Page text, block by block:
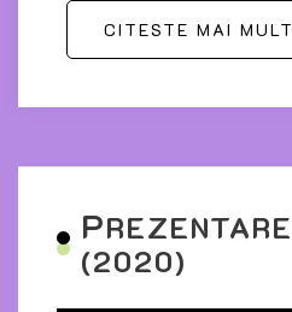
CITESTE MAI
P
(2020)